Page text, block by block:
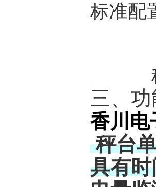
标准配
三、
香川电
秤台
具有